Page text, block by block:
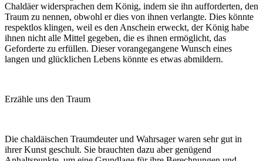
Chaldäer widersprachen dem König, indem sie ihn aufforderten, den
Traum zu nennen, obwohl er dies von ihnen verlangte. Dies könnte
respektlos klingen, weil es den Anschein erweckt, der König habe
ihnen nicht alle Mittel gegeben, die es ihnen ermöglicht, das
Geforderte zu erfüllen. Dieser vorangegangene Wunsch eines
langen und glücklichen Lebens könnte es etwas abmildern.
Erzähle uns den Traum
Die chaldäischen Traumdeuter und Wahrsager waren sehr gut in
ihrer Kunst geschult. Sie brauchten dazu aber genügend